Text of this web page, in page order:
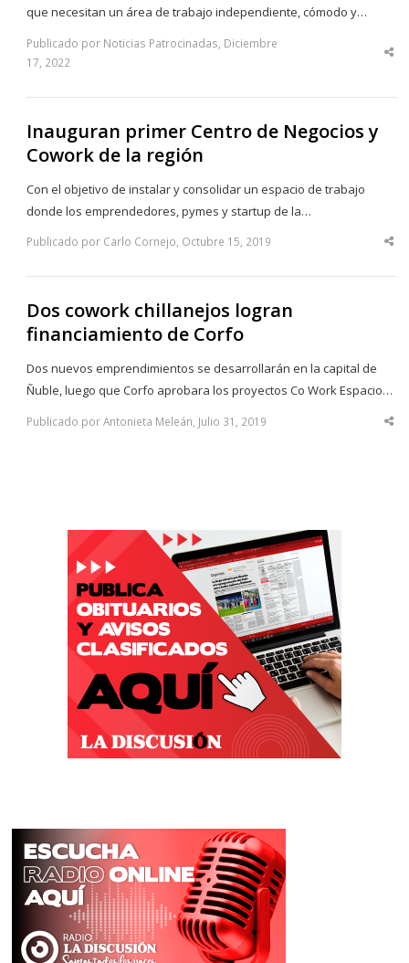
que necesitan un área de trabajo independiente, cómodo y…
Publicado por Noticias Patrocinadas, Diciembre
17, 2022
Inauguran primer Centro de Negocios y
Cowork de la región
Con el objetivo de instalar y consolidar un espacio de trabajo
donde los emprendedores, pymes y startup de la…
Publicado por Carlo Cornejo, Octubre 15, 2019
Dos cowork chillanejos logran
financiamiento de Corfo
Dos nuevos emprendimientos se desarrollarán en la capital de
Ñuble, luego que Corfo aprobara los proyectos Co Work Espacio…
Publicado por Antonieta Meleán, Julio 31, 2019